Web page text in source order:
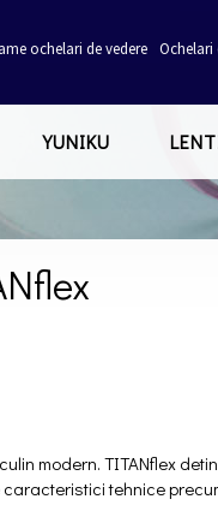
ochelari de vedere Ochelari
YUNIKU
modern. TITANflex
tehnice